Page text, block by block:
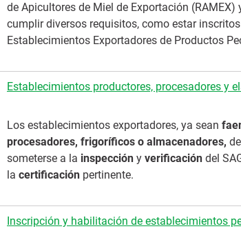
de Apicultores de Miel de Exportación
cumplir diversos requisitos, como estar
Establecimientos Exportadores de Productos
Establecimientos productores, procesadores y
Los establecimientos exportadores, ya sean
procesadores, frigoríficos o almacenadores,
someterse a la inspección y verificación del
la certificación pertinente.
Inscripción y habilitación de establecimientos